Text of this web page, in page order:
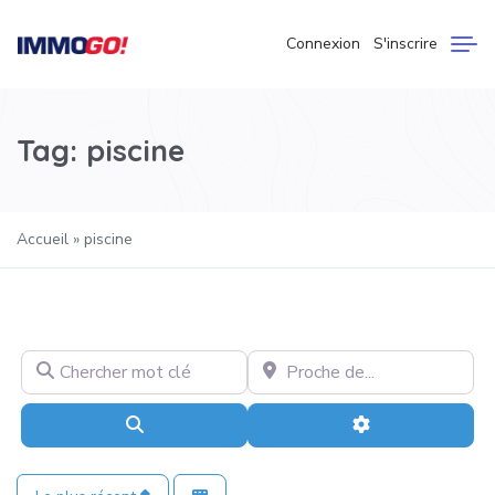
Connexion S'inscrire
Tag: piscine
Accueil » piscine
Chercher mot clé Proche de…
Recherche Advanced